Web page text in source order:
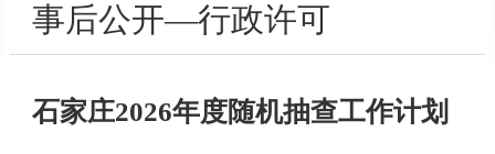
事后公开—行政许可
石家庄2026年度随机抽查工作计划